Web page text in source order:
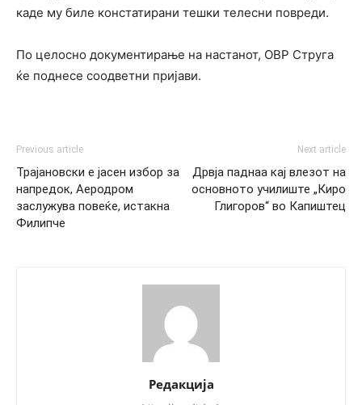
каде му биле констатирани тешки телесни повреди.
По целосно документирање на настанот, ОВР Струга
ќе поднесе соодветни пријави.
Previous article
Трајановски е јасен избор за
напредок, Аеродром
заслужува повеќе, истакна
Филипче
Next article
Дрвја паднаа кај влезот на
основното училиште „Киро
Глигоров“ во Капиштец
Редакција